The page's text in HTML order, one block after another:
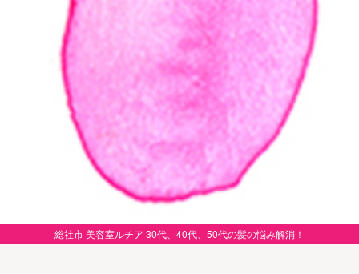
総社市 美容室ルチア 30代、40代、50代の髪の悩み解消！